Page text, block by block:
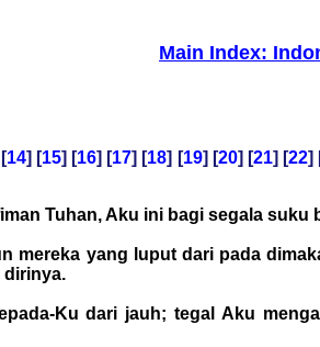
Main Index:
14] [15] [16] [17] [18] [19] [20] [21] [22]
Tuhan, Aku ini bagi segala
mereka yang luput dari pada
dirinya.
Ku dari jauh; tegal Aku